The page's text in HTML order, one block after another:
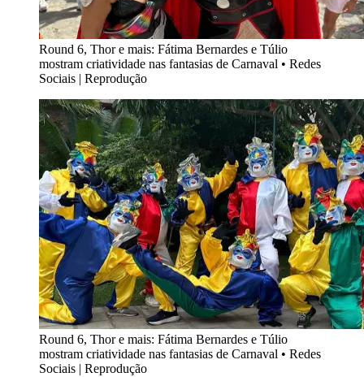
Round 6, Thor e mais: Fátima Bernardes e Túlio
mostram criatividade nas fantasias de Carnaval • Redes
Sociais | Reprodução
Round 6, Thor e mais: Fátima Bernardes e Túlio
mostram criatividade nas fantasias de Carnaval • Redes
Sociais | Reprodução